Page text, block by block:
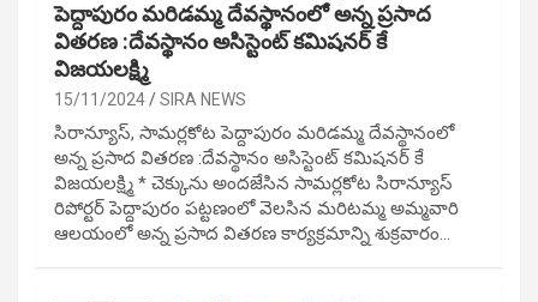
పెద్దాపురం మరిడమ్మ దేవస్థానంలో అన్న ప్రసాద
వితరణ :దేవస్థానం అసిస్టెంట్ కమిషనర్ కే
విజయలక్ష్మి
15/11/2024 SIRA NEWS
సిరాన్యూస్, సామర్లకోట పెద్దాపురం మరిడమ్మ దేవస్థానంలో
అన్న ప్రసాద వితరణ :దేవస్థానం అసిస్టెంట్ కమిషనర్ కే
విజయలక్ష్మి * చెక్కును అందజేసిన సామర్లకోట సిరాన్యూస్
రిపోర్టర్ పెద్దాపురం పట్టణంలో వెలసిన మరిటమ్మ అమ్మవారి
ఆలయంలో అన్న ప్రసాద వితరణ కార్యక్రమాన్ని శుక్రవారం…